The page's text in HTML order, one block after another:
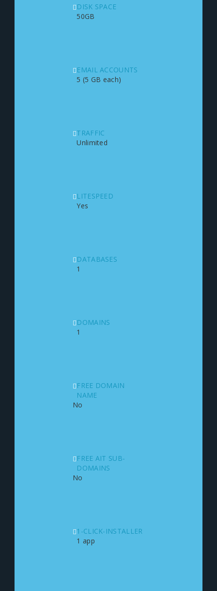
DISK SPACE
50GB
EMAIL ACCOUNTS
5 (5 GB each)
TRAFFIC
Unlimited
LITESPEED
Yes
DATABASES
1
DOMAINS
1
FREE DOMAIN
NAME
No
FREE AIT SUB-
DOMAINS
No
1-CLICK-INSTALLER
1 app